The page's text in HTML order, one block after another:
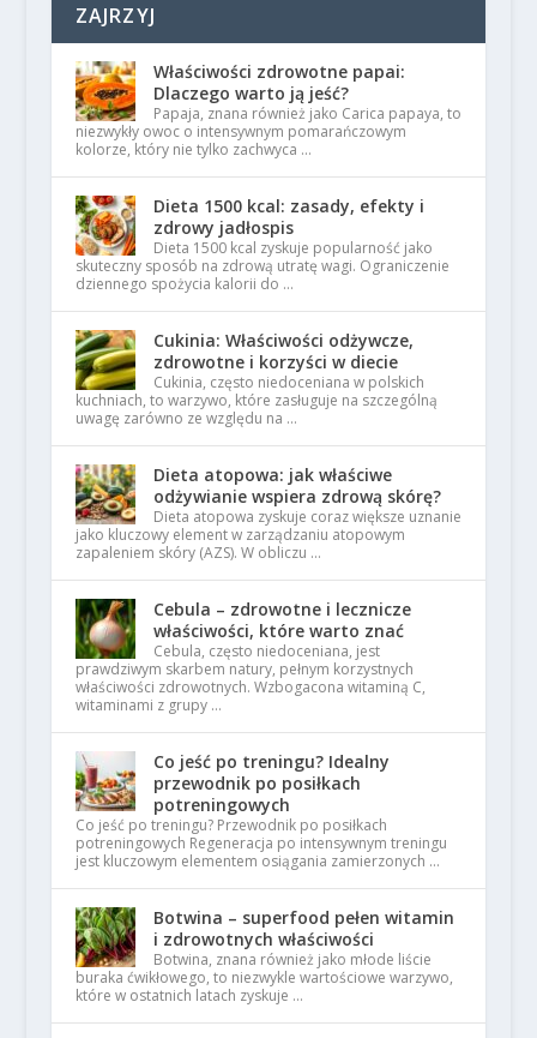
ZAJRZYJ
Właściwości zdrowotne papai:
Dlaczego warto ją jeść?
Papaja, znana również jako Carica papaya, to
niezwykły owoc o intensywnym pomarańczowym
kolorze, który nie tylko zachwyca …
Dieta 1500 kcal: zasady, efekty i
zdrowy jadłospis
Dieta 1500 kcal zyskuje popularność jako
skuteczny sposób na zdrową utratę wagi. Ograniczenie
dziennego spożycia kalorii do …
Cukinia: Właściwości odżywcze,
zdrowotne i korzyści w diecie
Cukinia, często niedoceniana w polskich
kuchniach, to warzywo, które zasługuje na szczególną
uwagę zarówno ze względu na …
Dieta atopowa: jak właściwe
odżywianie wspiera zdrową skórę?
Dieta atopowa zyskuje coraz większe uznanie
jako kluczowy element w zarządzaniu atopowym
zapaleniem skóry (AZS). W obliczu …
Cebula – zdrowotne i lecznicze
właściwości, które warto znać
Cebula, często niedoceniana, jest
prawdziwym skarbem natury, pełnym korzystnych
właściwości zdrowotnych. Wzbogacona witaminą C,
witaminami z grupy …
Co jeść po treningu? Idealny
przewodnik po posiłkach
potreningowych
Co jeść po treningu? Przewodnik po posiłkach
potreningowych Regeneracja po intensywnym treningu
jest kluczowym elementem osiągania zamierzonych …
Botwina – superfood pełen witamin
i zdrowotnych właściwości
Botwina, znana również jako młode liście
buraka ćwikłowego, to niezwykle wartościowe warzywo,
które w ostatnich latach zyskuje …